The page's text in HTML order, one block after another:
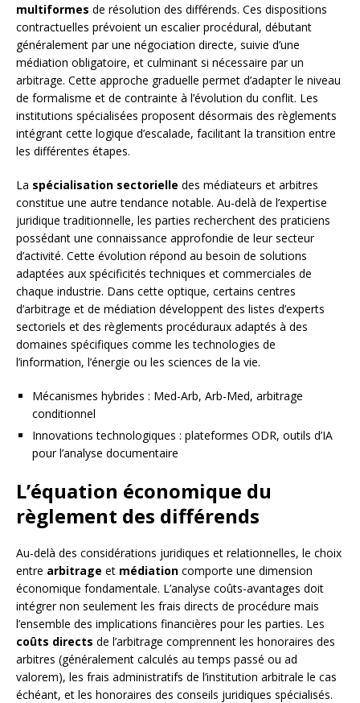
multiformes de résolution des différends. Ces dispositions
contractuelles prévoient un escalier procédural, débutant
généralement par une négociation directe, suivie d’une
médiation obligatoire, et culminant si nécessaire par un
arbitrage. Cette approche graduelle permet d’adapter le niveau
de formalisme et de contrainte à l’évolution du conflit. Les
institutions spécialisées proposent désormais des règlements
intégrant cette logique d’escalade, facilitant la transition entre
les différentes étapes.
La spécialisation sectorielle des médiateurs et arbitres
constitue une autre tendance notable. Au-delà de l’expertise
juridique traditionnelle, les parties recherchent des praticiens
possédant une connaissance approfondie de leur secteur
d’activité. Cette évolution répond au besoin de solutions
adaptées aux spécificités techniques et commerciales de
chaque industrie. Dans cette optique, certains centres
d’arbitrage et de médiation développent des listes d’experts
sectoriels et des règlements procéduraux adaptés à des
domaines spécifiques comme les technologies de
l’information, l’énergie ou les sciences de la vie.
Mécanismes hybrides : Med-Arb, Arb-Med, arbitrage
conditionnel
Innovations technologiques : plateformes ODR, outils d’IA
pour l’analyse documentaire
L’équation économique du
règlement des différends
Au-delà des considérations juridiques et relationnelles, le choix
entre arbitrage et médiation comporte une dimension
économique fondamentale. L’analyse coûts-avantages doit
intégrer non seulement les frais directs de procédure mais
l’ensemble des implications financières pour les parties. Les
coûts directs de l’arbitrage comprennent les honoraires des
arbitres (généralement calculés au temps passé ou ad
valorem), les frais administratifs de l’institution arbitrale le cas
échéant, et les honoraires des conseils juridiques spécialisés.